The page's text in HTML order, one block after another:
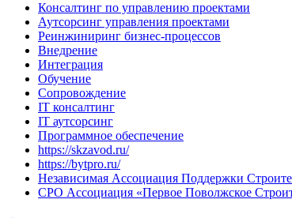
Консалтинг по управлению проектами
Аутсорсинг управления проектами
Реинжиниринг бизнес-процессов
Внедрение
Интеграция
Обучение
Сопровождение
IT консалтинг
IT аутсорсинг
Программное обеспечение
https://skzavod.ru/
https://bytpro.ru/
Независимая Ассоциация Поддержки
СРО Ассоциация «Первое Поволжское